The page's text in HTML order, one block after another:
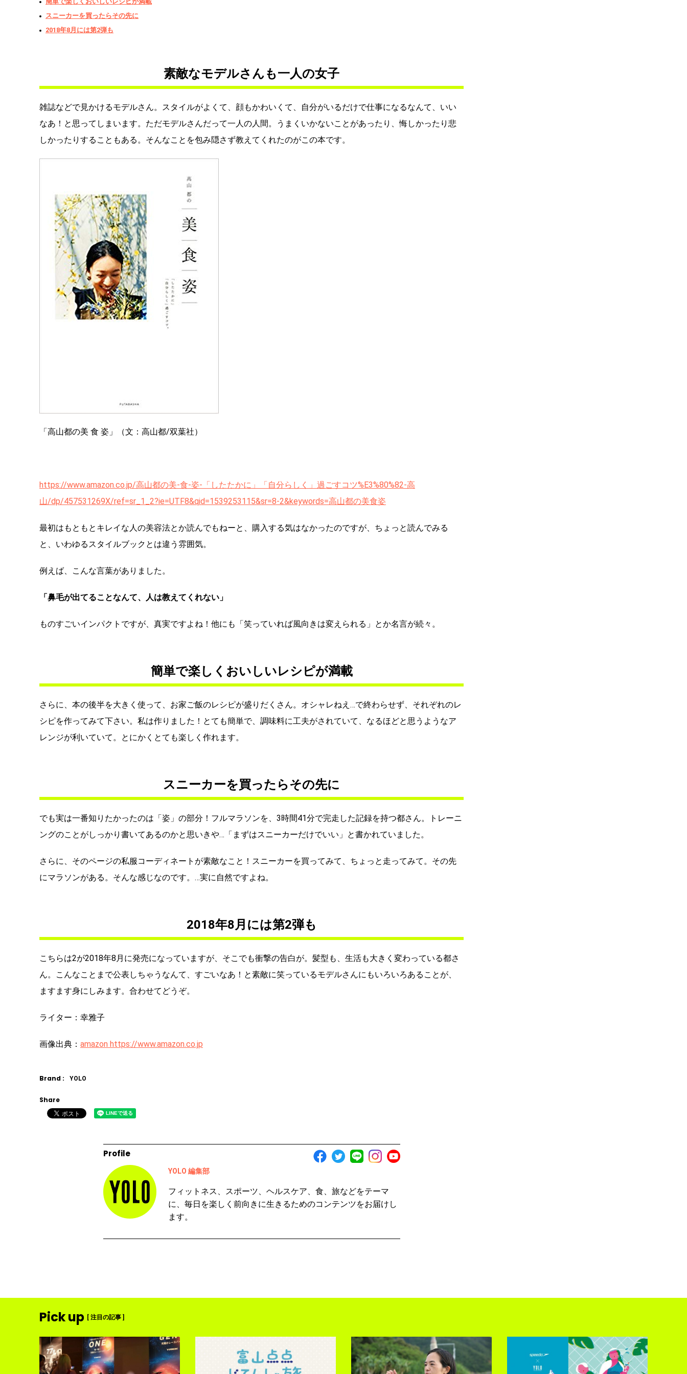
スニーカーを買ったらその先に
2018年8月には第2弾も
素敵なモデルさんも一人の女子
雑誌などで見かけるモデルさん。スタイルがよくて、顔もかわいくて、自分がいるだけで仕事になるなんて、いい
なあ！と思ってしまいます。ただモデルさんだって一人の人間。うまくいかないことがあったり、悔しかったり悲
しかったりすることもある。そんなことを包み隠さず教えてくれたのがこの本です。
「高山都の美 食 姿」（文：高山都/双葉社）
https://www.amazon.co.jp/高山都の美-食-姿-「したたかに」「自分らしく」過ごすコツ%E3%80%82-高
山/dp/457531269X/ref=sr_1_2?ie=UTF8&qid=1539253115&sr=8-2&keywords=高山都の美食姿
最初はもともとキレイな人の美容法とか読んでもねーと、購入する気はなかったのですが、ちょっと読んでみる
と、いわゆるスタイルブックとは違う雰囲気。
例えば、こんな言葉がありました。
「鼻毛が出てることなんて、人は教えてくれない」
ものすごいインパクトですが、真実ですよね！他にも「笑っていれば風向きは変えられる」とか名言が続々。
簡単で楽しくおいしいレシピが満載
さらに、本の後半を大きく使って、お家ご飯のレシピが盛りだくさん。オシャレねえ…で終わらせず、それぞれのレ
シピを作ってみて下さい。私は作りました！とても簡単で、調味料に工夫がされていて、なるほどと思うようなア
レンジが利いていて。とにかくとても楽しく作れます。
スニーカーを買ったらその先に
でも実は一番知りたかったのは「姿」の部分！フルマラソンを、3時間41分で完走した記録を持つ都さん。トレーニ
ングのことがしっかり書いてあるのかと思いきや…「まずはスニーカーだけでいい」と書かれていました。
さらに、そのページの私服コーディネートが素敵なこと！スニーカーを買ってみて、ちょっと走ってみて。その先
にマラソンがある。そんな感じなのです。…実に自然ですよね。
2018年8月には第2弾も
こちらは2が2018年8月に発売になっていますが、そこでも衝撃の告白が。髪型も、生活も大きく変わっている都さ
ん。こんなことまで公表しちゃうなんて、すごいなあ！と素敵に笑っているモデルさんにもいろいろあることが、
ますます身にしみます。合わせてどうぞ。
ライター：幸雅子
画像出典： amazon https://www.amazon.co.jp
Brand : YOLO
Share
Profile
YOLO 編集部
フィットネス、スポーツ、ヘルスケア、食、旅などをテーマ
に、毎日を楽しく前向きに生きるためのコンテンツをお届けし
ます。
Pick up [ 注目の記事 ]